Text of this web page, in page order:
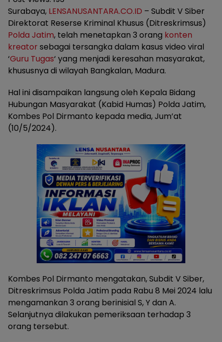
Surabaya, LENSANUSANTARA.CO.ID – Subdit V Siber
Direktorat Reserse Kriminal Khusus (Ditreskrimsus)
Polda Jatim, telah menetapkan 3 orang konten
kreator sebagai tersangka dalam kasus video viral
‘Guru Tugas‘ yang menjadi keresahan masyarakat,
khususnya di wilayah Bangkalan, Madura.
Hal ini disampaikan langsung oleh Kepala Bidang
Hubungan Masyarakat (Kabid Humas) Polda Jatim,
Kombes Pol Dirmanto kepada media, Jum’at
(10/5/2024).
Kombes Pol Dirmanto mengatakan, Subdit V Siber,
Ditreskrimsus Polda Jatim pada Rabu 8 Mei 2024 lalu
mengamankan 3 orang berinisial S, Y dan A.
Selanjutnya dilakukan pemeriksaan terhadap 3
orang tersebut.